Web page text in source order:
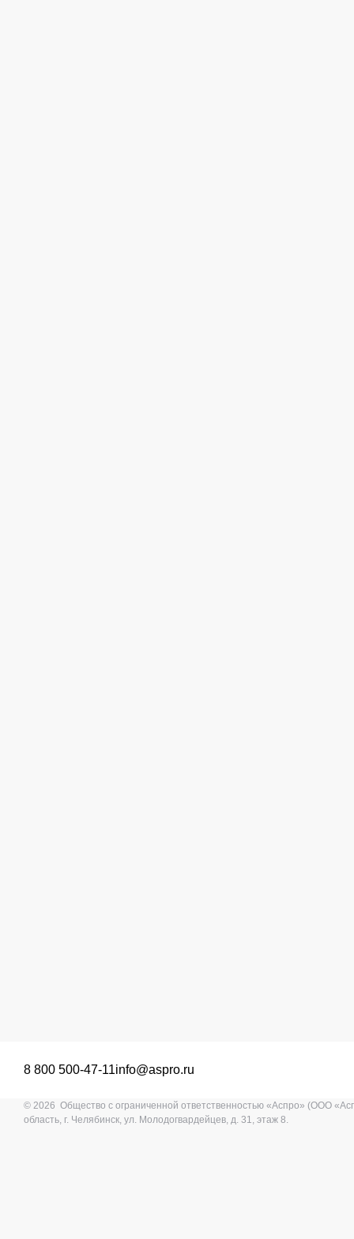
8 800 500-47-11info@aspro.ru
© 2026 Общество с ограниченной ответственностью «Аспро» (ООО
область, г. Челябинск, ул. Молодогвардейцев, д. 31, этаж 8.